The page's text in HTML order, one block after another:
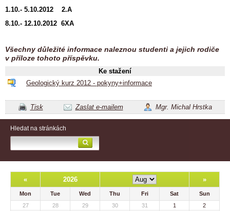
1.10.- 5.10.2012
2.A
8.10.- 12.10.2012 6XA
Všechny důležité informace naleznou studenti a jejich rodiče
v příloze tohoto příspěvku.
Ke stažení
Geologický kurz 2012 - pokyny+informace
Tisk Zaslat e-mailem Mgr. Michal Hrstka
Hledat na stránkách
« 2026 »
Mon Tue Wed Thu Fri Sat
Sun
27
28 29 30 31 1
2